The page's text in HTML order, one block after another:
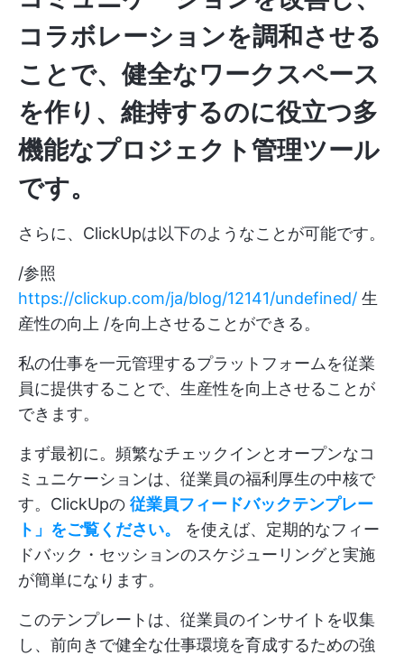
コラボレーションを調和させる
ことで、健全なワークスペース
を作り、維持するのに役立つ多
機能なプロジェクト管理ツール
です。
さらに、ClickUpは以下のようなことが可能です。
/参照
https://clickup.com/ja/blog/12141/undefined/ 生
産性の向上 /を向上させることができる。
私の仕事を一元管理するプラットフォームを従業
員に提供することで、生産性を向上させることが
できます。
まず最初に。頻繁なチェックインとオープンなコ
ミュニケーションは、従業員の福利厚生の中核で
す。ClickUpの 従業員フィードバックテンプレー
ト 」をご覧ください。
を使えば、定期的なフィー
ドバック・セッションのスケジューリングと実施
が簡単になります。
このテンプレートは、従業員のインサイトを収集
し、前向きで健全な仕事環境を育成するための強